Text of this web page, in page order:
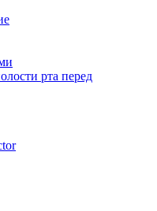
рта перед